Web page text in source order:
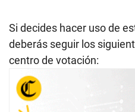
Si decides hacer uso de
deberás seguir los
centro de votación: